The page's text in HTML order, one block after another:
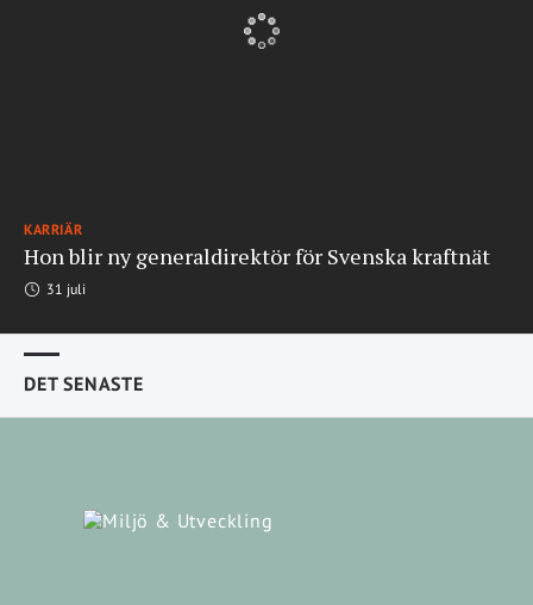
KARRIÄR
Hon blir ny generaldirektör för Svenska kraftnät
31 juli
DET SENASTE